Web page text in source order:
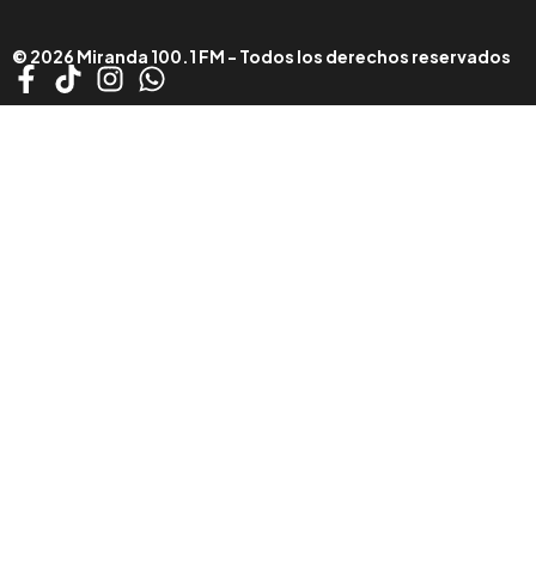
© 2026 Miranda 100.1 FM - Todos los derechos reservados